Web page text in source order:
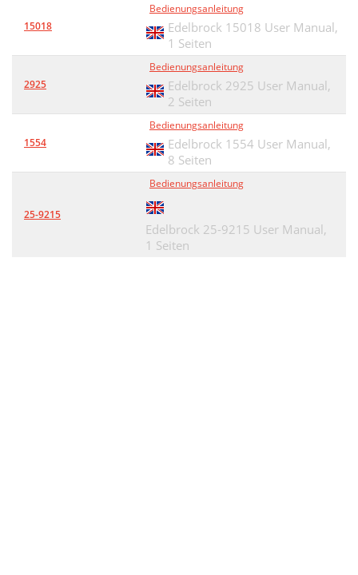
15018
Bedienungsanleitung
Edelbrock 15018 User Manual,
1 Seiten
2925
Bedienungsanleitung
Edelbrock 2925 User Manual,
2 Seiten
1554
Bedienungsanleitung
Edelbrock 1554 User Manual,
8 Seiten
25-9215
Bedienungsanleitung
Edelbrock 25-9215 User Manual,
1 Seiten